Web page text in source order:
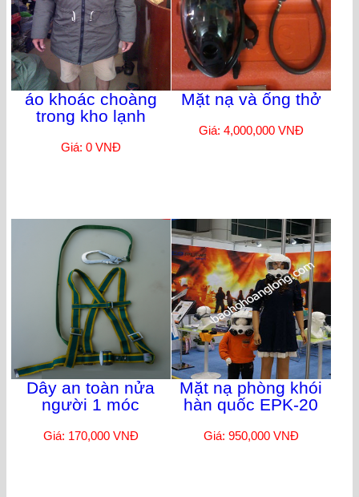
áo khoác choàng
trong kho lạnh
Giá: 0 VNĐ
Mặt nạ và ống thở
Giá: 4,000,000 VNĐ
Dây an toàn nửa
người 1 móc
Giá: 170,000 VNĐ
Mặt nạ phòng khói
hàn quốc EPK-20
Giá: 950,000 VNĐ